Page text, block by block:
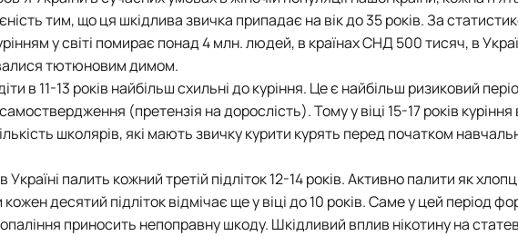
тим, що ця шкідлива звичка припадає на вік до 35 років. За
у світі помирає понад 4 млн. людей, в країнах СНД 500 тисяч, в
тютюновим димом.
в 11-13 років найбільш схильні до куріння. Це є найбільш ризиковий
(претензія на дорослість). Тому у віці 15-17 років
школярів, які мають звичку курити курять перед початком
палить кожний третій підліток 12-14 років. Активно палити як
десятий підліток відмічає ще у віці до 10 років. Саме у цей період
приносить непоправну шкоду. Шкідливий вплив нікотину на